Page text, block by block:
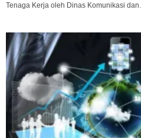
Tenaga Kerja oleh Dinas Komunikasi dan...